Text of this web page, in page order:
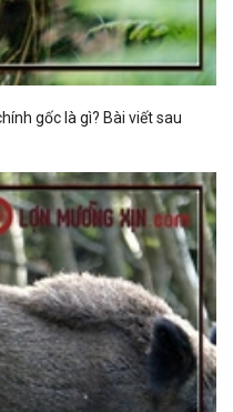
gốc là gì? Bài viết sau